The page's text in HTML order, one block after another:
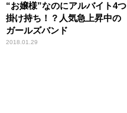
“お嬢様”なのにアルバイト4つ
掛け持ち！？人気急上昇中の
ガールズバンド
2018.01.29